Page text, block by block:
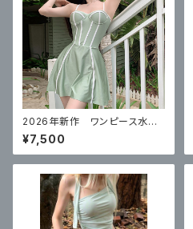
2026年新作 ワンピース水
着 体型カバー
¥7,500